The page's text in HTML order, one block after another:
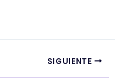
SIGUIENTE